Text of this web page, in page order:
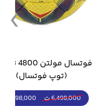
(توپ فوتسال)
6,498,000 ت 5,298,000 ت